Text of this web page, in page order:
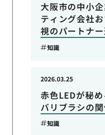
大阪市の中小
ティング会社
視のパートナ
知識
赤色LEDが秘
バリブラシの
2026.03.25
知識